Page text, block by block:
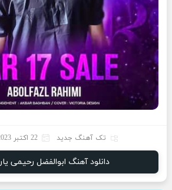
تک آهنگ جدید 22 اکتبر 2023
دانلود آهنگ ابوالفضل رحیمی یار ۱۷ ساله